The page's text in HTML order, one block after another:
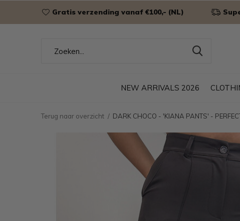
NEW ARRIVALS 2026
Gratis verzending vanaf €100,- (NL)
Terug naar overzicht DARK CHOCO - 'KIANA PANTS' -